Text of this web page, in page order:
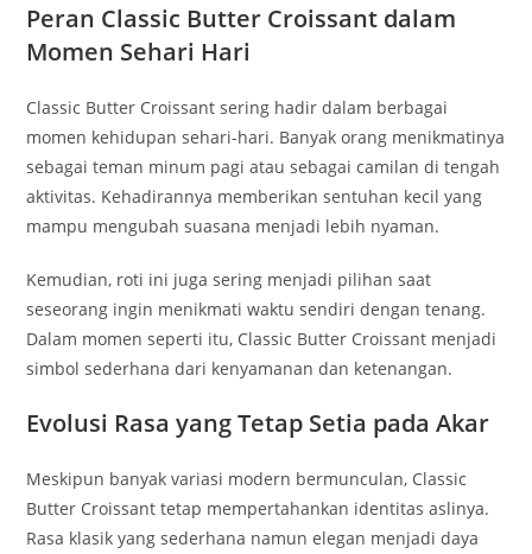
Peran Classic Butter Croissant dalam
Momen Sehari Hari
Classic Butter Croissant sering hadir dalam berbagai
momen kehidupan sehari-hari. Banyak orang menikmatinya
sebagai teman minum pagi atau sebagai camilan di tengah
aktivitas. Kehadirannya memberikan sentuhan kecil yang
mampu mengubah suasana menjadi lebih nyaman.
Kemudian, roti ini juga sering menjadi pilihan saat
seseorang ingin menikmati waktu sendiri dengan tenang.
Dalam momen seperti itu, Classic Butter Croissant menjadi
simbol sederhana dari kenyamanan dan ketenangan.
Evolusi Rasa yang Tetap Setia pada Akar
Meskipun banyak variasi modern bermunculan, Classic
Butter Croissant tetap mempertahankan identitas aslinya.
Rasa klasik yang sederhana namun elegan menjadi daya